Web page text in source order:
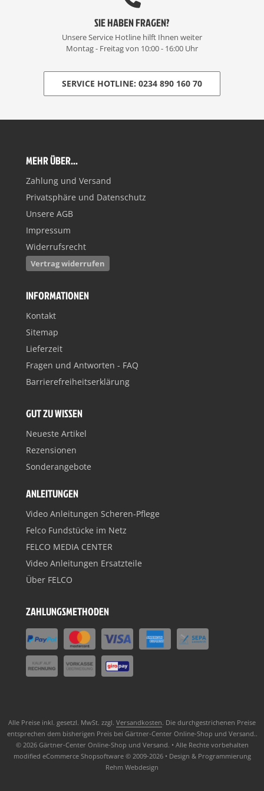
SIE HABEN FRAGEN?
Unsere Service Hotline hilft Ihnen weiter
Montag - Freitag von 10:00 - 16:00 Uhr
SERVICE HOTLINE: 0234 890 160 70
MEHR ÜBER...
Zahlung und Versand
Privatsphäre und Datenschutz
Unsere AGB
Impressum
Widerrufsrecht
Vertrag widerrufen
INFORMATIONEN
Kontakt
Sitemap
Lieferzeit
Fragen und Antworten - FAQ
Barrierefreiheitserklärung
GUT ZU WISSEN
Neueste Artikel
Rezensionen
Sonderangebote
ANLEITUNGEN
Video Anleitungen Scheren-Pflege
Felco Fundstücke im Netz
FELCO MEDIA CENTER
Video Anleitungen Ersatzteile
Über FELCO
ZAHLUNGSMETHODEN
Alle Preise inkl. gesetzl. MwSt. zzgl. Versandkosten. Die durchgestrichenen Preise
entsprechen dem bisherigen Preis bei Gärtner-Center Online-Shop und Versand..
© 2026 Gärtner-Center Online-Shop und Versand. • Alle Rechte vorbehalten
modified eCommerce Shopsoftware © 2009-2026 • Design & Programmierung
Rehm Webdesign